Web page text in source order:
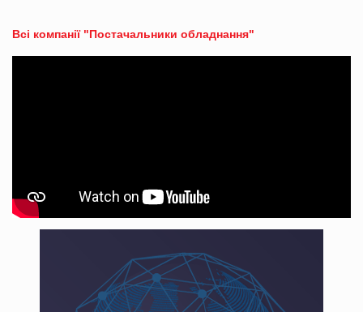
Всі компанії "Постачальники обладнання"